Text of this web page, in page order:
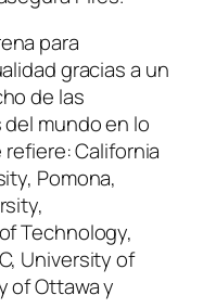
para
gracias a un
de las
mundo en lo
California
Pomona,
Technology,
University of
of Ottawa y